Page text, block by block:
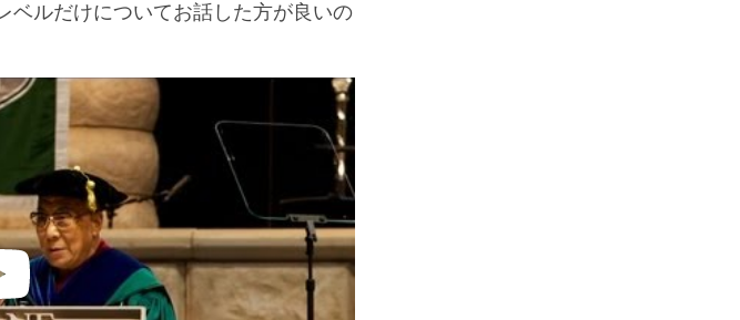
ベルだけについてお話した方が良いの